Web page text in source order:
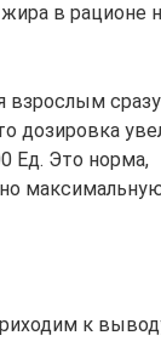
в рационе
взрослым
дозировка
Ед. Это норма,
к